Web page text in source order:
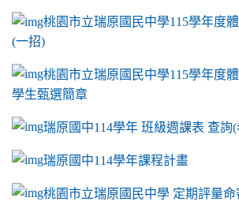
桃園市立瑞原國民中學115學年度
(一招)
桃園市立瑞原國民中學115學年度
學生甄選簡章
瑞原國中114學年 班級週課表 查詢
瑞原國中114學年課程計畫
link to https://sites.google.com/a/
桃園市立瑞原國民中學 定期評量